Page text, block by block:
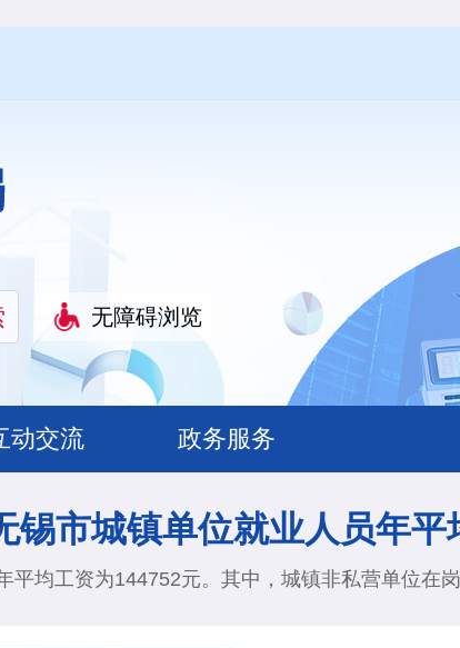
无障碍浏览
动交流 政务服务
锡市城镇单位就业人员年平
平均工资为144752元。其中，城镇非私营单位在